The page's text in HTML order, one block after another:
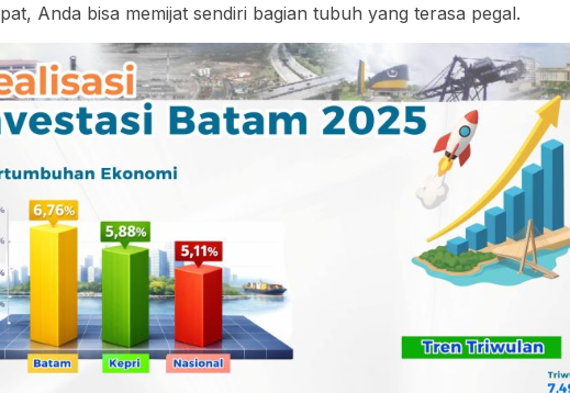
Anda bisa memijat sendiri bagian tubuh yang terasa pegal.